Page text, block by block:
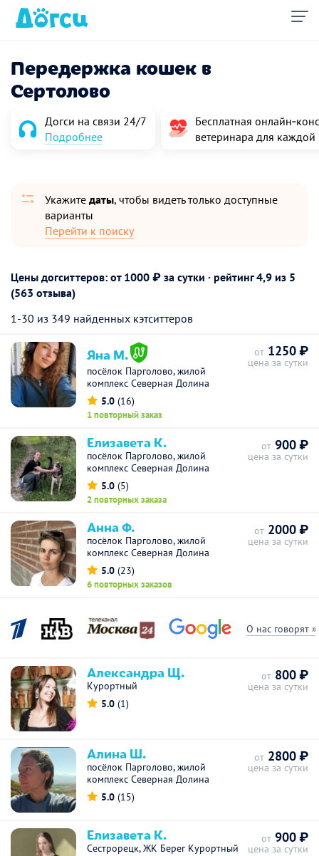
Передержка кошек в
Сертолово
Догси на связи 24/7
Подробнее
Бесплатная
ветеринара для
Укажите даты, чтобы видеть только доступные
варианты
Перейти к поиску
Цены догситтеров: от 1000 ₽ за сутки · рейтинг4,9 из 5
(563 отзыва)
1-30 из 349 найденных кэтситтеров
Яна М.
посёлок Парголово, жилой
комплекс Северная Долина
5.0 (16)
1 повторный заказ
от 1250 ₽
цена за сутки
Елизавета К.
посёлок Парголово, жилой
комплекс Северная Долина
5.0 (5)
2 повторных заказа
от 900 ₽
цена за сутки
Анна Ф.
посёлок Парголово, жилой
комплекс Северная Долина
5.0 (23)
6 повторных заказов
от 2000 ₽
цена за сутки
О нас говорят »
Александра Щ.
Курортный
5.0 (1)
от 800 ₽
цена за сутки
Алина Ш.
посёлок Парголово, жилой
комплекс Северная Долина
5.0 (15)
от 2800 ₽
цена за сутки
Елизавета К.
Сестрорецк, ЖК Берег Курортный
от 900 ₽
цена за сутки